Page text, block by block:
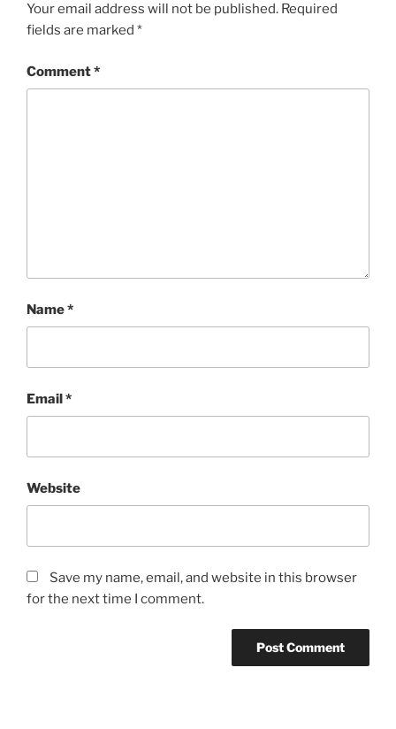
Your email address will not be published. Required
fields are marked *
Comment*
Name*
Email*
Website
Save my name, email, and website in this browser
for the next time I comment.